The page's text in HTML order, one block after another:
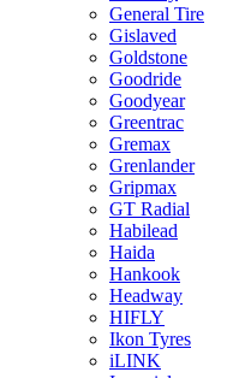
General Tire
Gislaved
Goldstone
Goodride
Goodyear
Greentrac
Gremax
Grenlander
Gripmax
GT Radial
Habilead
Haida
Hankook
Headway
HIFLY
Ikon Tyres
iLINK